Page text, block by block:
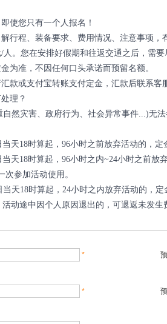
使您只有一个人报名！
行程、装备要求、费用情况、注意事项
人。您在安排好假期和往返交通之后，需
为准，不因任何口头承诺而预留名额。
款或支付宝转账支付定金，汇款后联系客
理？
然灾害、政府行为、社会异常事件...)无
天18时算起，96小时之前放弃活动的，
天18时算起，96小时之内~24小时之前
参加活动使用。
天18时算起，24小时之内放弃活动的，定
动途中因个人原因退出的，可退返未发
*
*